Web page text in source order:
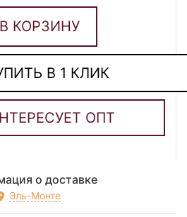
В КОРЗИНУ
В 1 КЛИК
о доставке
Эль-Монте